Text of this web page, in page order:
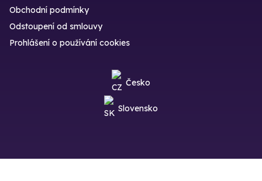
Obchodní podmínky
Odstoupení od smlouvy
Prohlášení o používání cookies
Česko
Slovensko